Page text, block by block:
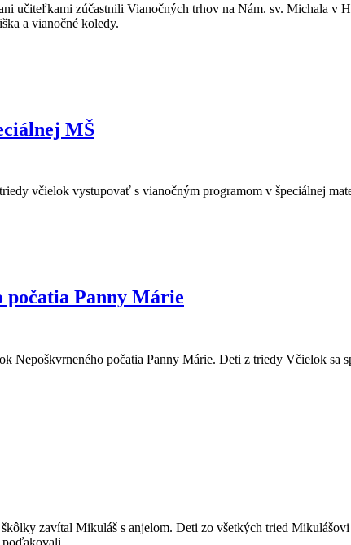
učiteľkami zúčastnili Vianočných trhov na Nám. sv. Michala
a vianočné koledy.
MŠ
včielok vystupovať s vianočným programom v špeciálnej
počatia Panny Márie
Nepoškvrneného počatia Panny Márie. Deti z triedy Včielok
zavítal Mikuláš s anjelom. Deti zo všetkých tried
poďakovali.